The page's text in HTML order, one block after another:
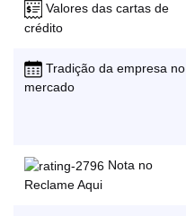
Valores das cartas de
crédito
Tradição da empresa no
mercado
Nota no
Reclame Aqui